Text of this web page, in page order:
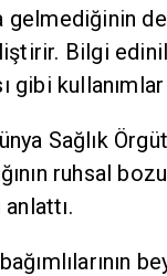
gelmediğinin
Bilgi
gibi
Sağlık
ruhsal
anlattı.